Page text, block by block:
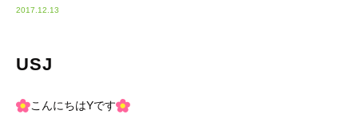
2017.12.13
USJ
こんにちはYです